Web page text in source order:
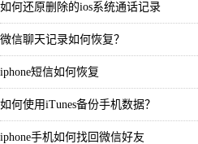
如何还原删除的ios系统通话记录
微信聊天记录如何恢复？
iphone短信如何恢复
如何使用iTunes备份手机数据？
iphone手机如何找回微信好友